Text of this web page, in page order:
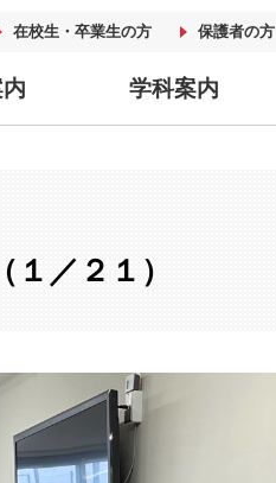
在校生・卒業生の方 保護者の方
学科案内
／２１）